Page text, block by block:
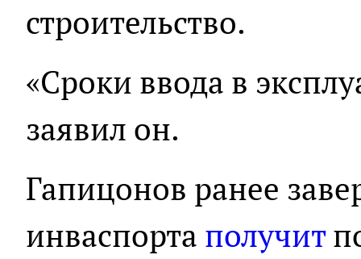
строительство.
«Сроки ввода в
заявил он.
Гапицонов ранее
инваспорта получит